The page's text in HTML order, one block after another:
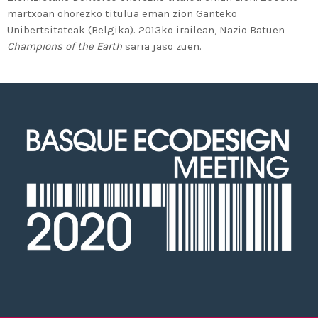
martxoan ohorezko titulua eman zion Ganteko
Unibertsitateak (Belgika). 2013ko irailean, Nazio Batuen
Champions of the Earth saria jaso zuen.